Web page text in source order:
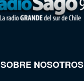
SOBRE NOSOTROS